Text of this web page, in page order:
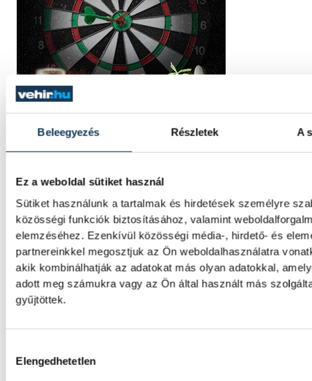
Beleegyezés Részletek A
Ez a weboldal sütiket használ
Sütiket használunk a tartalmak és hirdetések személyre
közösségi funkciók biztosításához, valamint
elemzéséhez. Ezenkívül közösségi média-, hirdető- és
partnereinkkel megosztjuk az Ön weboldalhasználatra
akik kombinálhatják az adatokat más olyan adatokkal,
adott meg számukra vagy az Ön által használt más
gyűjtöttek.
Elengedhetetlen